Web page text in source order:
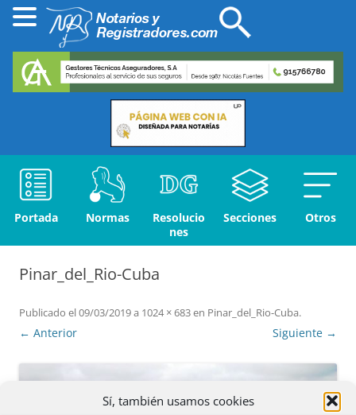
Sí, también usamos cookies
Portada Normas
Resolucio
nes
Secciones Otros
Pinar_del_Rio-Cuba
Publicado el09/03/2019a 1024 × 683en Pinar_del_Rio-Cuba.
← Anterior Siguiente →